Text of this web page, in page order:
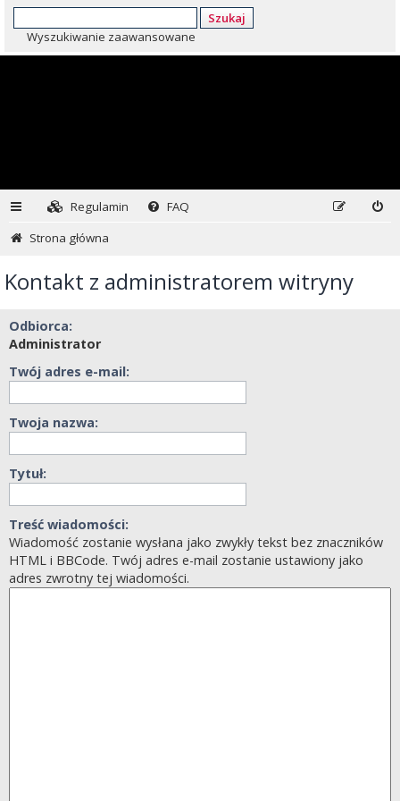
Szukaj
Wyszukiwanie zaawansowane
Regulamin
FAQ
Strona główna
Kontakt z administratorem witryny
Odbiorca:
Administrator
Twój adres e-mail:
Twoja nazwa:
Tytuł:
Treść wiadomości:
Wiadomość zostanie wysłana jako zwykły tekst bez znaczników
HTML i BBCode. Twój adres e-mail zostanie ustawiony jako
adres zwrotny tej wiadomości.